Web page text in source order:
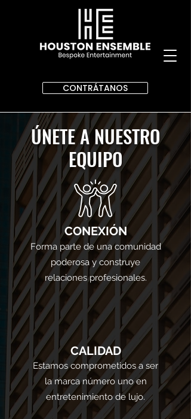
CONTRÁTANOS
ÚNETE A NUESTRO
EQUIPO
CONEXIÓN
Forma parte de una comunidad
poderosa y construye
relaciones profesionales.
CALIDAD
Estamos comprometidos a ser
la marca número uno en
entretenimiento de lujo.